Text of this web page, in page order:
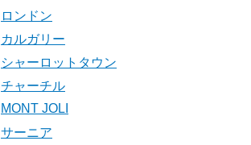
ロンドン
カルガリー
シャーロットタウン
チャーチル
MONT JOLI
サーニア